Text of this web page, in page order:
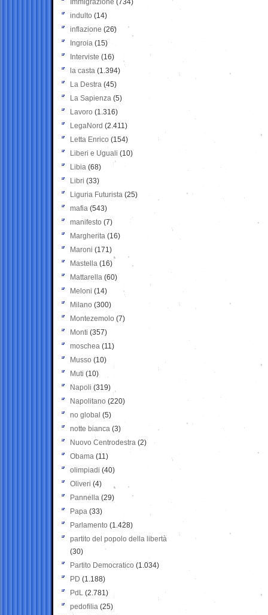
Immigrazione (734)
indulto (14)
inflazione (26)
Ingroia (15)
Interviste (16)
la casta (1.394)
La Destra (45)
La Sapienza (5)
Lavoro (1.316)
LegaNord (2.411)
Letta Enrico (154)
Liberi e Uguali (10)
Libia (68)
Libri (33)
Liguria Futurista (25)
mafia (543)
manifesto (7)
Margherita (16)
Maroni (171)
Mastella (16)
Mattarella (60)
Meloni (14)
Milano (300)
Montezemolo (7)
Monti (357)
moschea (11)
Musso (10)
Muti (10)
Napoli (319)
Napolitano (220)
no global (5)
notte bianca (3)
Nuovo Centrodestra (2)
Obama (11)
olimpiadi (40)
Oliveri (4)
Pannella (29)
Papa (33)
Parlamento (1.428)
partito del popolo della libertà
(30)
Partito Democratico (1.034)
PD (1.188)
PdL (2.781)
pedofilia (25)